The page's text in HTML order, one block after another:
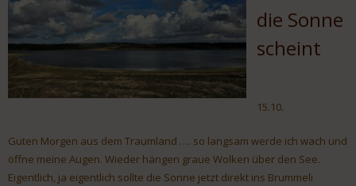
die Sonne
scheint
15.10.
Guten Morgen aus dem Traumland …. so langsam werde ich wach und
öffne meine Augen. Wieder hängen graue Wolken über den See.
Eigentlich, ja eigentlich sollte die Sonne jetzt direkt ins Brummeli